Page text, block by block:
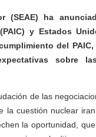
(SEAE) ha
y Estados
del
sobre
de las
la cuestión nuclear
la oportunidad,